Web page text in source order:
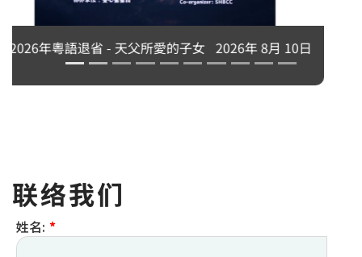
永生中有我吗？刘志坚神父主讲 2026年 8月 10日
联络我们
姓名: *